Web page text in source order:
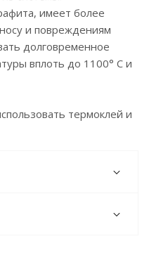
имеет более
и повреждениям
долговременное
вплоть до 1100° С и
термоклей и